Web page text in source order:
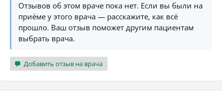
Отзывов об этом враче пока нет. Если вы были на
приёме у этого врача — расскажите, как всё
прошло. Ваш отзыв поможет другим пациентам
выбрать врача.
Добавить отзыв на врача